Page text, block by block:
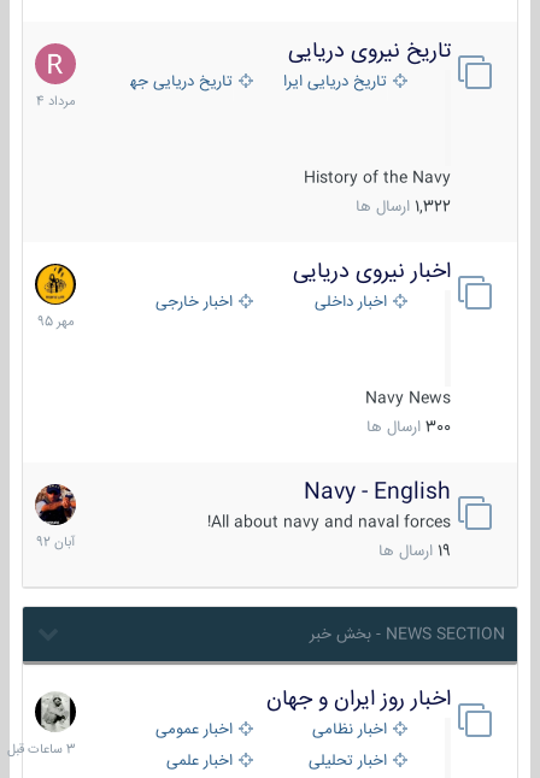
تاریخ نیروی دریایی
تاریخ دریایی ایران تاریخ دریایی جهان
History of the Navy
1,322 ارسال ها
16
مرداد
1404
اخبار نیروی دریایی
اخبار داخلی اخبار خارجی
Navy News
300 ارسال ها
27
مهر
1395
Navy - English
All about navy and naval forces!
ارسال ها
22
آبان
1392
NEWS SECTION - بخش خبر
اخبار روز ایران و جهان
اخبار نظامی
اخبار عمومی
اخبار تحلیلی
اخبار علمی
3
ساعات
قبل